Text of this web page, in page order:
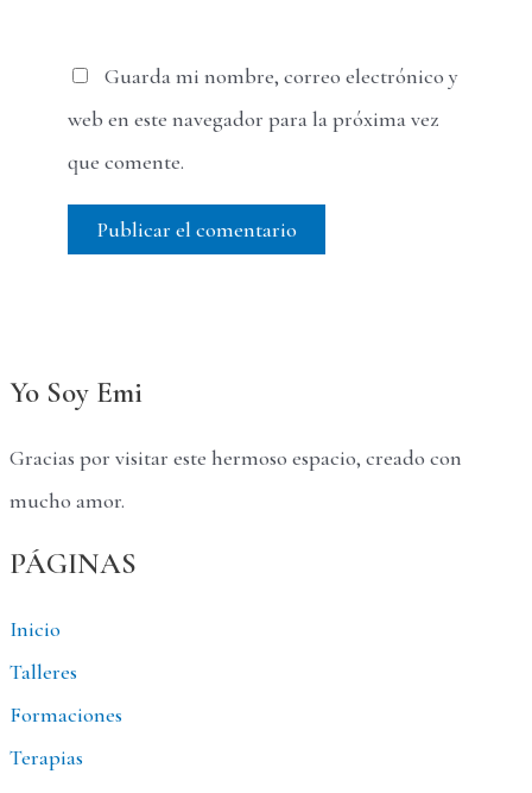
Guarda mi nombre, correo electrónico y
web en este navegador para la próxima vez
que comente.
Yo Soy Emi
Gracias por visitar este hermoso espacio, creado con
mucho amor.
PÁGINAS
Inicio
Talleres
Formaciones
Terapias